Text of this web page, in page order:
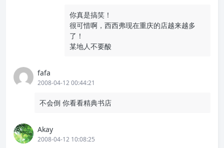
你真是搞笑！
很可惜啊，西西弗现在重庆的店越来越多
了！
某地人不要酸
fafa
2008-04-12 00:44:21
不会倒 你看看精典书店
Akay
2008-04-12 10:08:25